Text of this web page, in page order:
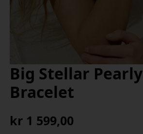
Big Stellar Pearly
Bracelet
kr 1 599,00